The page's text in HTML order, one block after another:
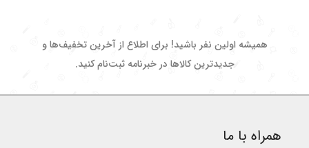
همیشه اولین نفر باشید! برای اطلاع از آخرین تخفیف‌ها و
جدیدترین کالاها در خبرنامه ثبت‌نام کنید.
همراه با ما